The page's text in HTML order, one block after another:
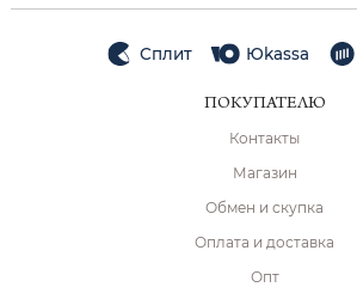
Сплит Юkassa
ПОКУПАТЕЛЮ
Контакты
Магазин
Обмен и скупка
Оплата и доставка
Опт